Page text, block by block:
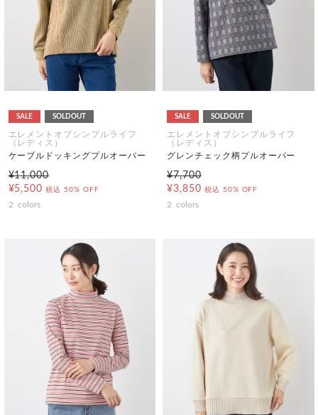
SALE SOLDOUT
エレメントオブシンプルライフ
（レディス）
ケーブルドッキングプルオーバー
¥11,000
¥5,500 税込 50% OFF
2 colors
SALE SOLDOUT
エレメントオブシンプルライフ
（レディス）
グレンチェック柄プルオーバー
¥7,700
¥3,850 税込 50% OFF
2 colors